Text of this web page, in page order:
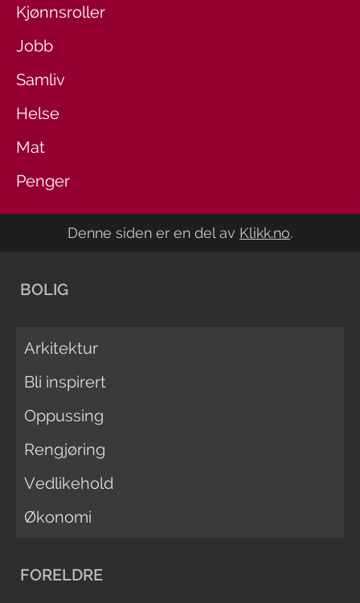
Kjønnsroller
Jobb
Samliv
Helse
Mat
Penger
Denne siden er en del av Klikk.no.
BOLIG
Arkitektur
Bli inspirert
Oppussing
Rengjøring
Vedlikehold
Økonomi
FORELDRE